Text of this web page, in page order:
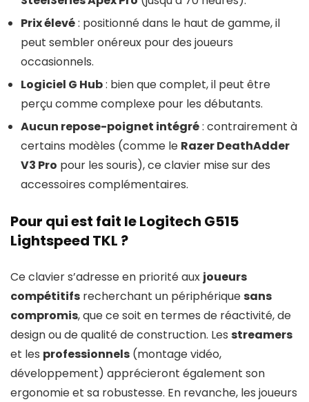
Prix élevé: positionné dans le haut de gamme, il
peut sembler onéreux pour des joueurs
occasionnels.
Logiciel G Hub: bien que complet, il peut être
perçu comme complexe pour les débutants.
Aucun repose-poignet intégré: contrairement à
certains modèles (comme le Razer DeathAdder
V3 Pro pour les souris), ce clavier mise sur des
accessoires complémentaires.
Pour qui est fait le Logitech G515
Lightspeed TKL ?
Ce clavier s’adresse en priorité aux joueurs
compétitifs recherchant un périphériquesans
compromis, que ce soit en termes de réactivité, de
design ou de qualité de construction. Les streamers
et les professionnels (montage vidéo,
développement) apprécieront également son
ergonomie et sa robustesse. En revanche, les joueurs